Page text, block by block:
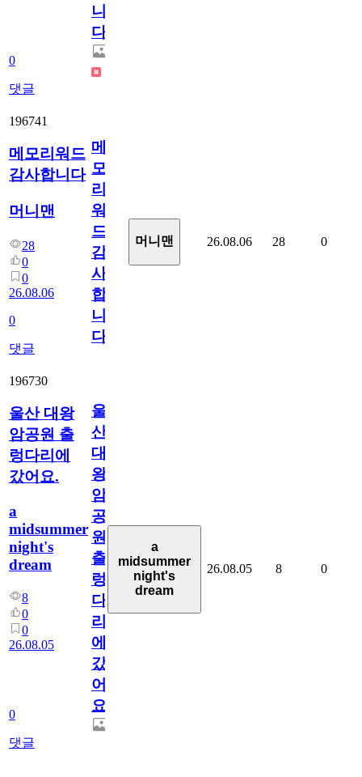
0
댓글
니
다.
196741
메모리워드
감사합니다
머니맨
28
0
0
26.08.06
0
댓글
메
모
리
워
드
감
사
합
니
다
머니맨 26.08.06 28 0
196730
울산 대왕
암공원 출
렁다리에
갔어요.
a
midsummer
night's
dream
8
0
0
26.08.05
0
댓글
울
산
대
왕
암
공
원
출
렁
다
리
에
갔
어
요.
a
midsummer
night's
dream
26.08.05 8 0